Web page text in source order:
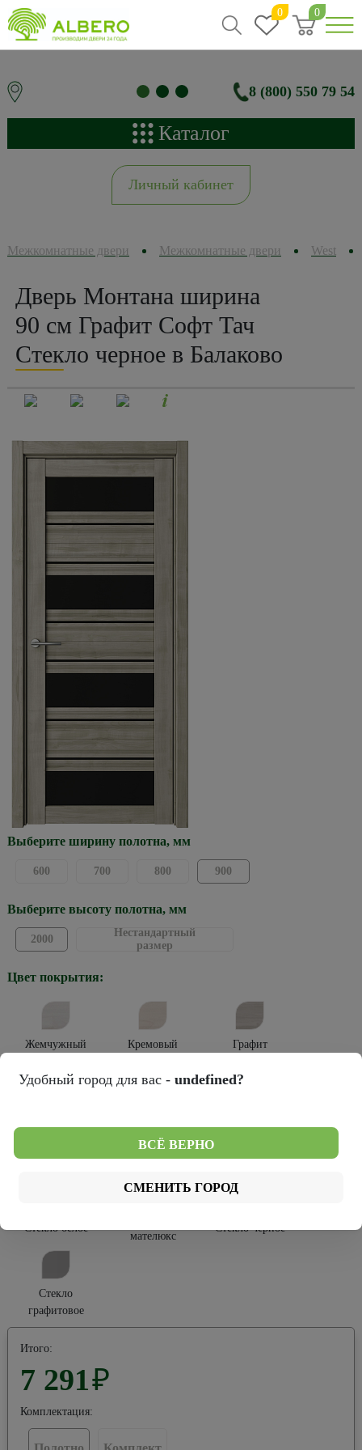
0 0
8 (800) 550 79 54
Каталог
Личный кабинет
Межкомнатные двери Межкомнатные двери West
Дверь Монтана ширина
90 см Графит Софт Тач
Стекло черное в Балаково
Выберите ширину полотна, мм
600 700 800 900
Выберите высоту полотна, мм
2000
Нестандартный
размер
Цвет покрытия:
Жемчужный Кремовый Графит
Тип остекления:
Стекло белое
мателюкс
Стекло черное
Стекло
графитовое
Итого:
7 291₽
Комплектация:
Удобный город для вас - undefined?
ВСЁ ВЕРНО
СМЕНИТЬ ГОРОД